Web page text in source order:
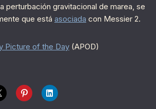
perturbación gravitacional de marea, se
que está asociada con Messier 2.
Picture of the Day (APOD)